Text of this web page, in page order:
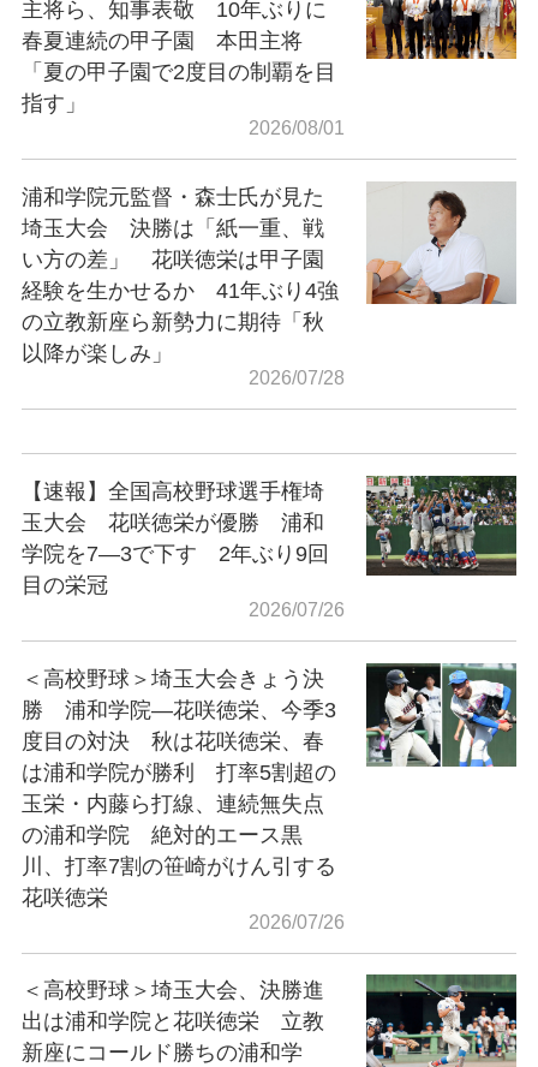
主将ら、知事表敬 10年ぶりに
春夏連続の甲子園 本田主将
「夏の甲子園で2度目の制覇を目
指す」
2026/08/01
浦和学院元監督・森士氏が見た
埼玉大会 決勝は「紙一重、戦
い方の差」 花咲徳栄は甲子園
経験を生かせるか 41年ぶり4強
の立教新座ら新勢力に期待「秋
以降が楽しみ」
2026/07/28
【速報】全国高校野球選手権埼
玉大会 花咲徳栄が優勝 浦和
学院を7―3で下す 2年ぶり9回
目の栄冠
2026/07/26
＜高校野球＞埼玉大会きょう決
勝 浦和学院―花咲徳栄、今季3
度目の対決 秋は花咲徳栄、春
は浦和学院が勝利 打率5割超の
玉栄・内藤ら打線、連続無失点
の浦和学院 絶対的エース黒
川、打率7割の笹崎がけん引する
花咲徳栄
2026/07/26
＜高校野球＞埼玉大会、決勝進
出は浦和学院と花咲徳栄 立教
新座にコールド勝ちの浦和学